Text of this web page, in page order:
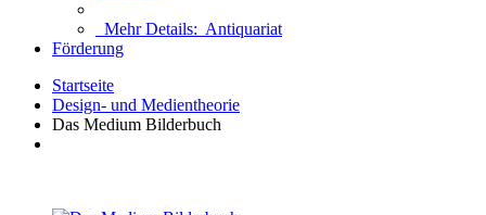
Mehr Details: Antiquariat
Förderung
Startseite
Design- und Medientheorie
Das Medium Bilderbuch